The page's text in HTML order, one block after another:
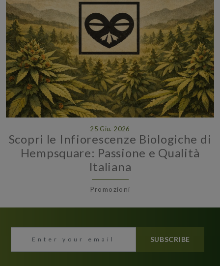
25 Giu. 2026
Scopri le Infiorescenze Biologiche di
Hempsquare: Passione e Qualità
Italiana
Promozioni
SUBSCRIBE